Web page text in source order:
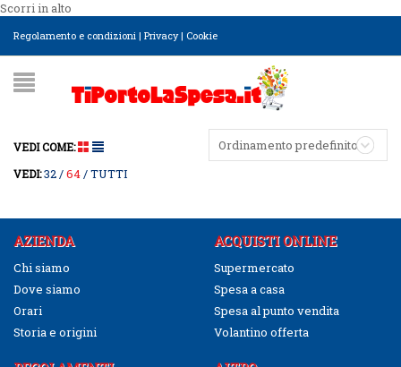
Scorri in alto
Regolamento e condizioni | Privacy| Cookie
Ordinamento predefinito
VEDI COME:
VEDI:32 64 TUTTI
AZIENDA
Chi siamo
Dove siamo
Orari
Storia e origini
ACQUISTI ONLINE
Supermercato
Spesa a casa
Spesa al punto vendita
Volantino offerta